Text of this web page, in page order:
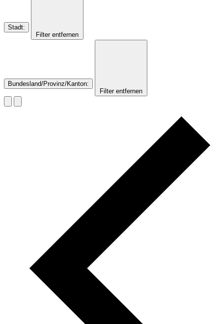
Stadt:
Filter entfernen
Bundesland/Provinz/Kanton:
Filter entfernen